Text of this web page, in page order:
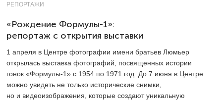
РЕПОРТАЖИ
«Рождение Формулы-1»:
репортаж с открытия выставки
1 апреля в Центре фотографии имени братьев Люмьер
открылась выставка фотографий, посвященных истории
гонок «Формулы-1» с 1954 по 1971 год. До 7 июня в Центре
можно увидеть не только исторические снимки,
но и видеоизображения, которые создают уникальную